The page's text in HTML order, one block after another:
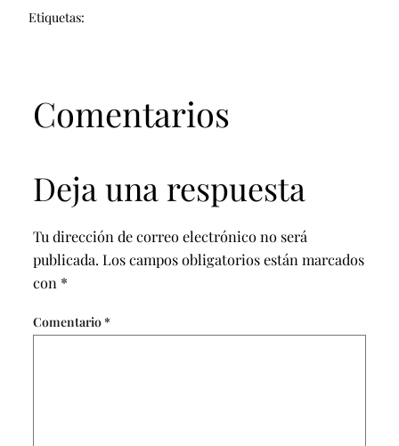
Etiquetas:
Comentarios
Deja una respuesta
Tu dirección de correo electrónico no será
publicada. Los campos obligatorios están marcados
con *
Comentario*